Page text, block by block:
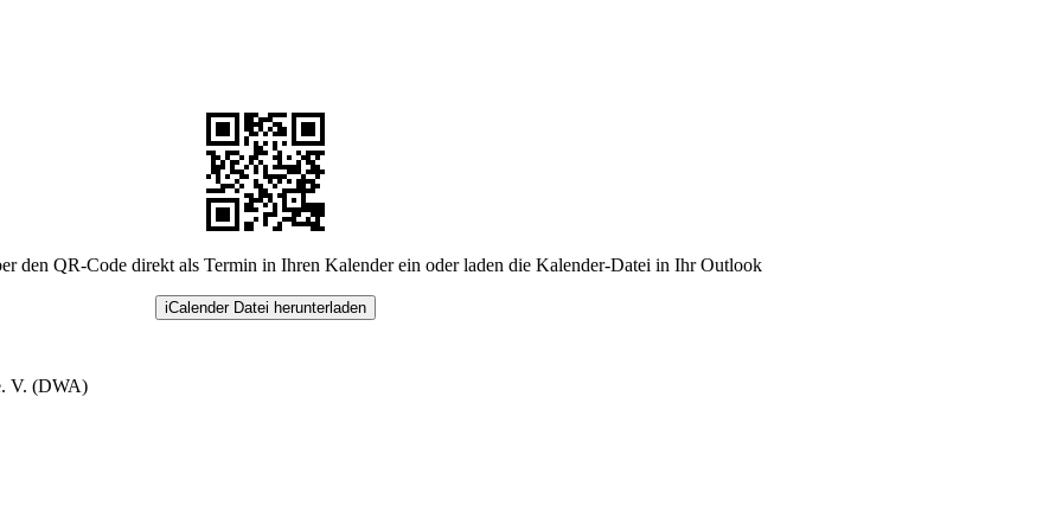
den QR-Code direkt als Termin in Ihren Kalender ein oder laden die Kalender-Datei in Ihr Outlook
iCalender Datei herunterladen
V. (DWA)